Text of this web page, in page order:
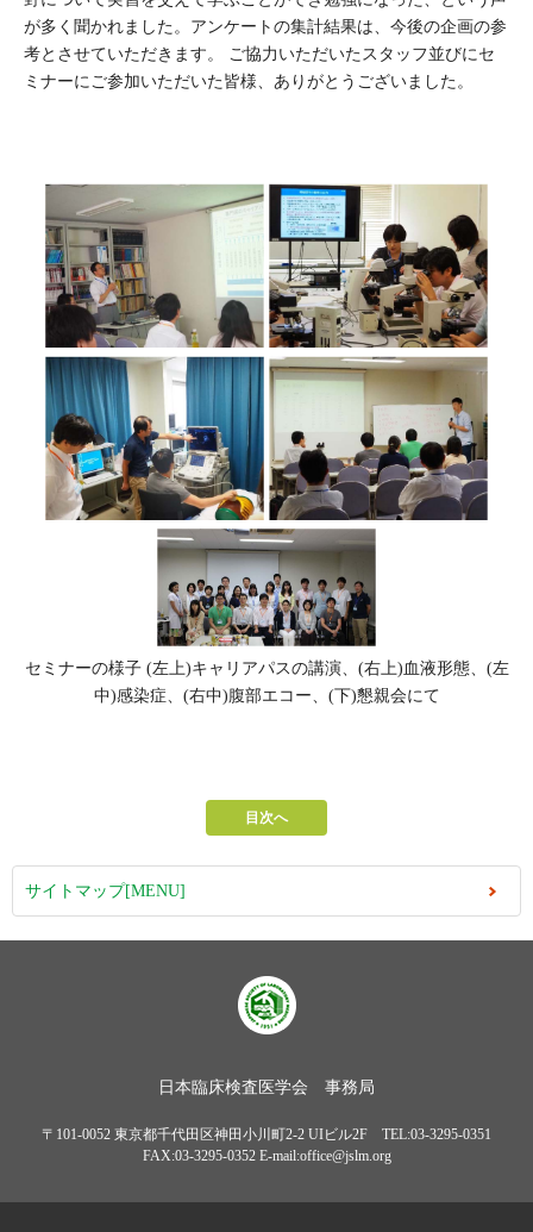
が多く聞かれました。アンケートの集計結果は、今後の企画の参
考とさせていただきます。 ご協力いただいたスタッフ並びにセ
ミナーにご参加いただいた皆様、ありがとうございました。
セミナーの様子 (左上)キャリアパスの講演、(右上)血液形態、(左
中)感染症、(右中)腹部エコー、(下)懇親会にて
目次へ
サイトマップ[MENU]
日本臨床検査医学会 事務局
〒101-0052 東京都千代田区神田小川町2-2 UIビル2F TEL:03-3295-0351
FAX:03-3295-0352 E-mail:office@jslm.org